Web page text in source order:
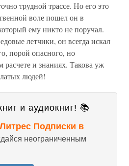
трудной трассе. Но его это
воле пошел он в
ему никто не поручал.
летчики, он всегда искал
порой опасного, но
расчете и знаниях. Такова уж
людей!
и аудиокниг! 📚
Подписки в
неограниченным